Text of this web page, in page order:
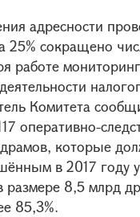
адресности
сокращено
работе
Комитета
оперативно-
которые
в 2017 году
размере 8,5 млрд
85,3%.